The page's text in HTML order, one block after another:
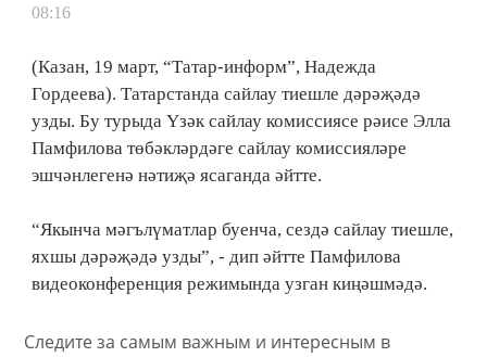
08:16
(Казан, 19 март, “Татар-информ”, Надежда
Гордеева). Татарстанда сайлау тиешле дәрәҗәдә
узды. Бу турыда Үзәк сайлау комиссиясе рәисе Элла
Памфилова төбәкләрдәге сайлау комиссияләре
эшчәнлегенә нәтиҗә ясаганда әйтте.
“Якынча мәгълүматлар буенча, сездә сайлау тиешле,
яхшы дәрәҗәдә узды”, - дип әйтте Памфилова
видеоконференция режимында узган киңәшмәдә.
Следите за самым важным и интересным в